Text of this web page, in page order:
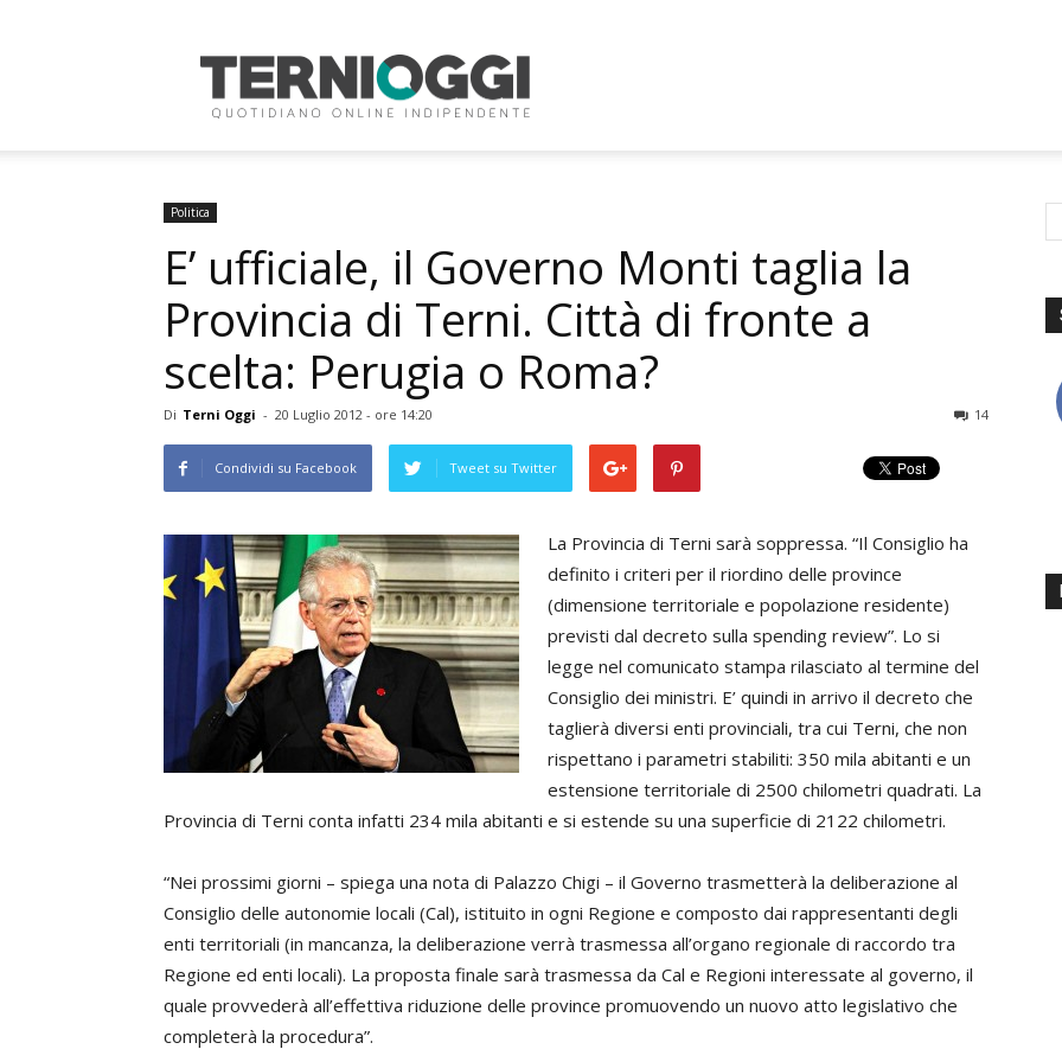
Oggi
Politica
E’ ufficiale, il Governo Monti taglia la
Provincia di Terni. Città di fronte a
scelta: Perugia o Roma?
Di Terni Oggi - 20 Luglio 2012 - ore 14:20 14
Condividi su Facebook Tweet su Twitter
La Provincia di Terni sarà soppressa. “Il Consiglio ha
definito i criteri per il riordino delle province
(dimensione territoriale e popolazione residente)
previsti dal decreto sulla spending review”. Lo si
legge nel comunicato stampa rilasciato al termine del
Consiglio dei ministri. E’ quindi in arrivo il decreto che
taglierà diversi enti provinciali, tra cui Terni, che non
rispettano i parametri stabiliti: 350 mila abitanti e un
estensione territoriale di 2500 chilometri quadrati. La
Provincia di Terni conta infatti 234 mila abitanti e si estende su una superficie di 2122 chilometri.
“Nei prossimi giorni – spiega una nota di Palazzo Chigi – il Governo trasmetterà la deliberazione al
Consiglio delle autonomie locali (Cal), istituito in ogni Regione e composto dai rappresentanti degli
enti territoriali (in mancanza, la deliberazione verrà trasmessa all’organo regionale di raccordo tra
Regione ed enti locali). La proposta finale sarà trasmessa da Cal e Regioni interessate al governo, il
quale provvederà all’effettiva riduzione delle province promuovendo un nuovo atto legislativo che
completerà la procedura”.